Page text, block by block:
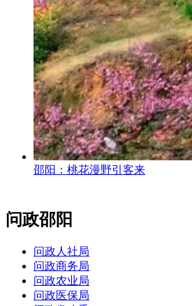
邵阳：桃花漫野引客来
问政邵阳
问政人社局
问政商务局
问政农业局
问政医保局